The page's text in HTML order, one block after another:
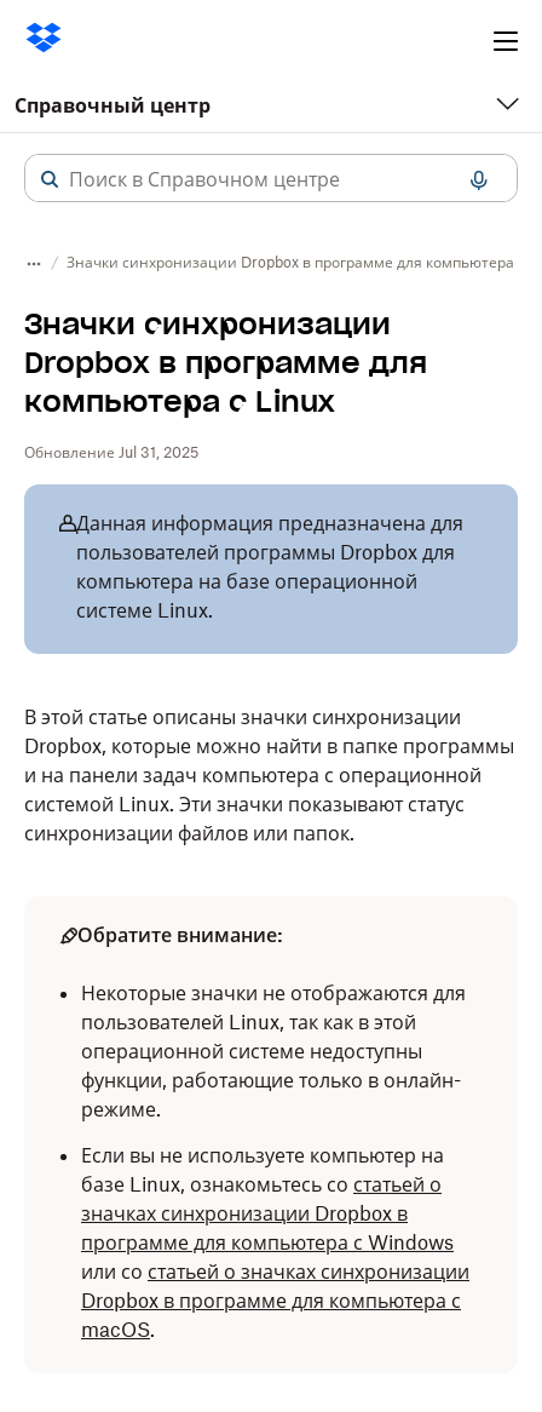
Справочный центр
Значки синхронизации Dropbox в программе для компьютера с
Значки синхронизации
Dropbox в программе для
компьютера с Linux
Обновление Jul 31, 2025
Данная информация предназначена для
пользователей программы Dropbox для
компьютера на базе операционной
системе Linux.
В этой статье описаны значки синхронизации
Dropbox, которые можно найти в папке программы
и на панели задач компьютера с операционной
системой Linux. Эти значки показывают статус
синхронизации файлов или папок.
Обратите внимание:
Некоторые значки не отображаются для
пользователей Linux, так как в этой
операционной системе недоступны
функции, работающие только в онлайн-
режиме.
Если вы не используете компьютер на
базе Linux, ознакомьтесь со статьей о
значках синхронизации Dropbox в
программе для компьютера с Windows
или со статьей о значках синхронизации
Dropbox в программе для компьютера с
macOS.